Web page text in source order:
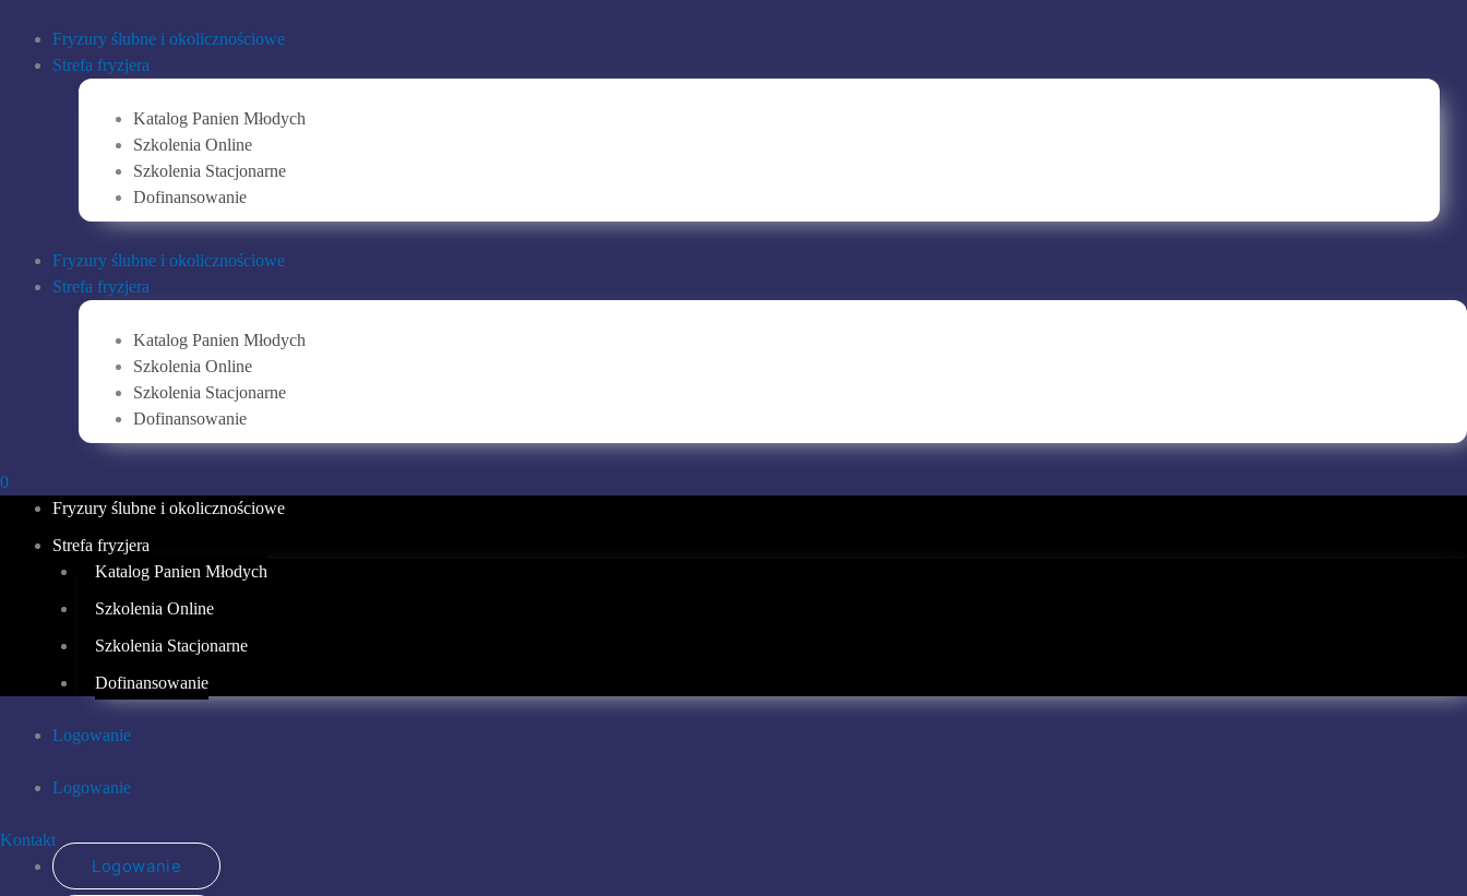
Fryzury ślubne i okolicznościowe
Strefa fryzjera
Katalog Panien Młodych
Szkolenia Online
Szkolenia Stacjonarne
Dofinansowanie
Fryzury ślubne i okolicznościowe
Strefa fryzjera
Katalog Panien Młodych
Szkolenia Online
Szkolenia Stacjonarne
Dofinansowanie
0
Fryzury ślubne i okolicznościowe
Strefa fryzjera
Katalog Panien Młodych
Szkolenia Online
Szkolenia Stacjonarne
Dofinansowanie
Logowanie
Logowanie
Kontakt
Logowanie